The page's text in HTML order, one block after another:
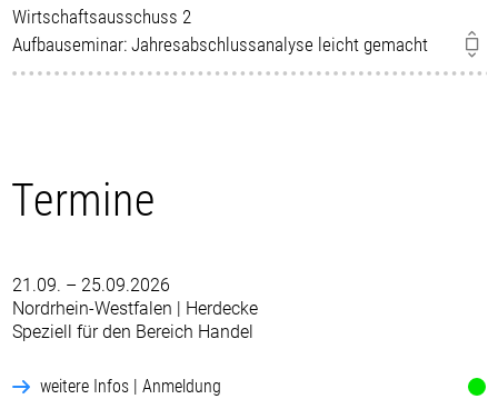
Wirtschaftsausschuss 2
Aufbauseminar: Jahresabschlussanalyse leicht gemacht
Termine
21.09. – 25.09.2026
Nordrhein-Westfalen | Herdecke
Speziell für den Bereich Handel
weitere Infos | Anmeldung